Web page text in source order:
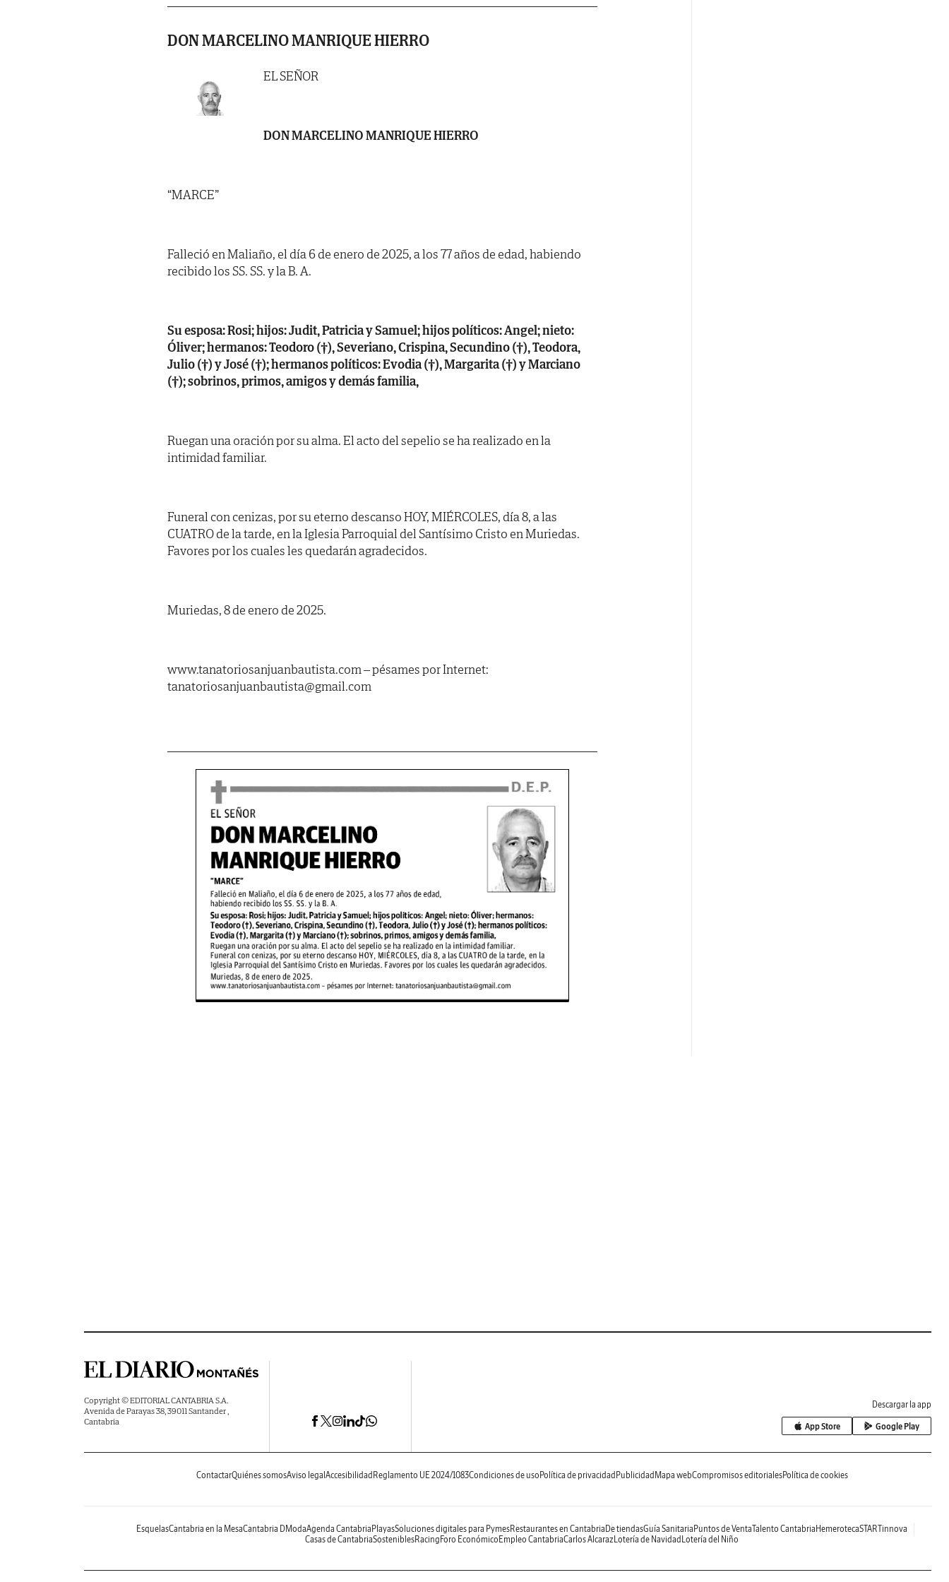
DON MARCELINO MANRIQUE HIERRO
EL SEÑOR
DON MARCELINO MANRIQUE HIERRO
“MARCE”
Falleció en Maliaño, el día 6 de enero de 2025, a los 77 años de edad, habiendo
recibido los SS. SS. y la B. A.
Su esposa: Rosi; hijos: Judit, Patricia y Samuel; hijos políticos: Angel; nieto:
Óliver; hermanos: Teodoro (†), Severiano, Crispina, Secundino (†), Teodora,
Julio (†) y José (†); hermanos políticos: Evodia (†), Margarita (†) y Marciano
(†); sobrinos, primos, amigos y demás familia,
Ruegan una oración por su alma. El acto del sepelio se ha realizado en la
intimidad familiar.
Funeral con cenizas, por su eterno descanso HOY, MIÉRCOLES, día 8, a las
CUATRO de la tarde, en la Iglesia Parroquial del Santísimo Cristo en Muriedas.
Favores por los cuales les quedarán agradecidos.
Muriedas, 8 de enero de 2025.
www.tanatoriosanjuanbautista.com – pésames por Internet:
tanatoriosanjuanbautista@gmail.com
Copyright © EDITORIAL CANTABRIA S.A.
Avenida de Parayas 38, 39011 Santander ,
Cantabria
Descargar la app
App Store Google Play
ContactarQuiénes somosAviso legal Accesibilidad Reglamento UE 2024/1083Condiciones de uso Política de privacidad Publicidad Mapa webCompromisos editorialesPolítica de cookies
EsquelasCantabria en la MesaCantabria DModaAgenda Cantabria PlayasSoluciones digitales para PymesRestaurantes en Cantabria De tiendasGuía Sanitaria Puntos de VentaTalento Cantabria HemerotecaSTARTinnova
Casas de CantabriaSosteniblesRacing Foro Económico Empleo CantabriaCarlos AlcarazLotería de Navidad Lotería del Niño